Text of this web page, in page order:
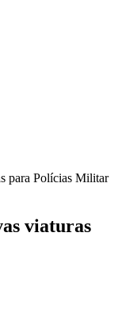
para Polícias Militar
viaturas